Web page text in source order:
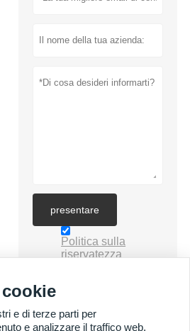
presentare
Politica sulla
riservatezza
e di terze parti per
e analizzare il traffico web.